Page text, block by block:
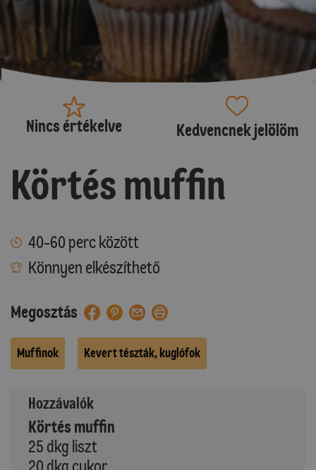
Nincs értékelve Kedvencnek jelölöm
Körtés muffin
40-60 perc között
Könnyen elkészíthető
Megosztás
Muffinok Kevert tészták, kuglófok
Hozzávalók
Körtés muffin
25 dkg liszt
20 dkg cukor